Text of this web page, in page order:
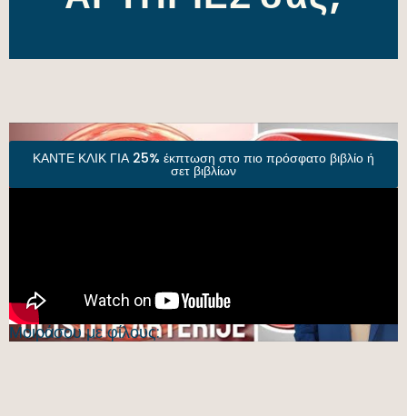
ΚΑΝΤΕ ΚΛΙΚ ΓΙΑ 25% έκπτωση στο πιο πρόσφατο βιβλίο ή
σετ βιβλίων
Μοιράσου με φίλους: